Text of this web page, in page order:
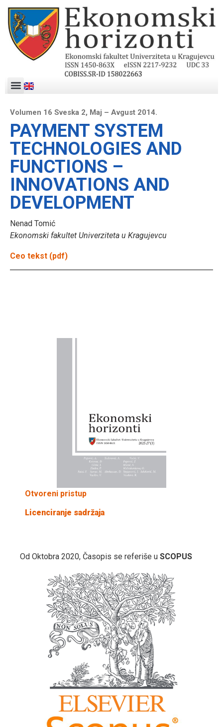
Volumen 16 Sveska 2, Maj – Avgust 2014.
PAYMENT SYSTEM
TECHNOLOGIES AND
FUNCTIONS –
INNOVATIONS AND
DEVELOPMENT
Nenad Tomić
Ekonomski fakultet Univerziteta u Kragujevcu
Ceo tekst (pdf)
Otvoreni pristup
Licenciranje sadržaja
Od Oktobra 2020, Časopis se referiše u SCOPUS